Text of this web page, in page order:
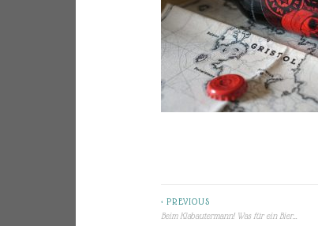
Beitragsnavigation
< PREVIOUS
Beim Klabautermann! Was für ein Bier…